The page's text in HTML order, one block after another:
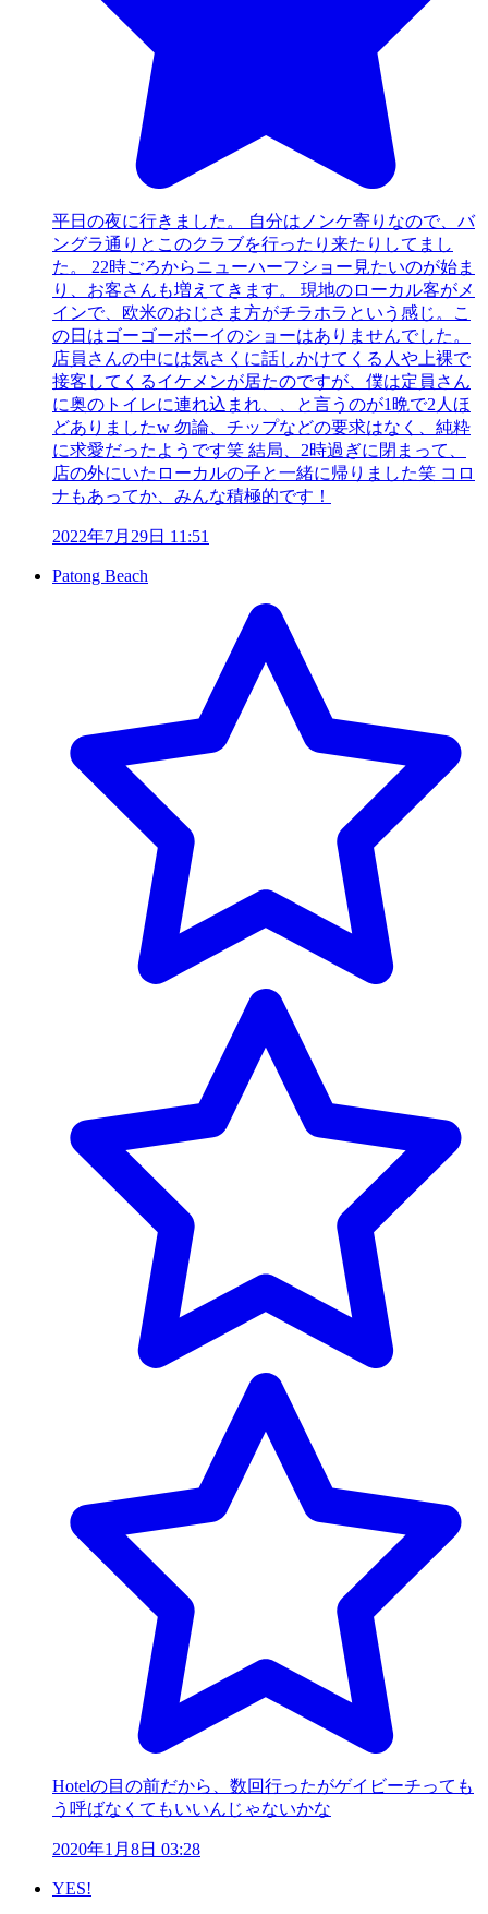
平日の夜に行きました。 自分はノンケ寄りなので、バ
ングラ通りとこのクラブを行ったり来たりしてまし
た。 22時ごろからニューハーフショー見たいのが始ま
り、お客さんも増えてきます。 現地のローカル客がメ
インで、欧米のおじさま方がチラホラという感じ。こ
の日はゴーゴーボーイのショーはありませんでした。
店員さんの中には気さくに話しかけてくる人や上裸で
接客してくるイケメンが居たのですが、僕は定員さん
に奥のトイレに連れ込まれ、、と言うのが1晩で2人ほ
どありましたw 勿論、チップなどの要求はなく、純粋
に求愛だったようです笑 結局、2時過ぎに閉まって、
店の外にいたローカルの子と一緒に帰りました笑 コロ
ナもあってか、みんな積極的です！
2022年7月29日 11:51
Patong Beach
Hotelの目の前だから、数回行ったがゲイビーチっても
う呼ばなくてもいいんじゃないかな
2020年1月8日 03:28
YES!